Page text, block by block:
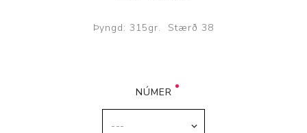
Þyngd: 315gr. Stærð 38
NÚMER